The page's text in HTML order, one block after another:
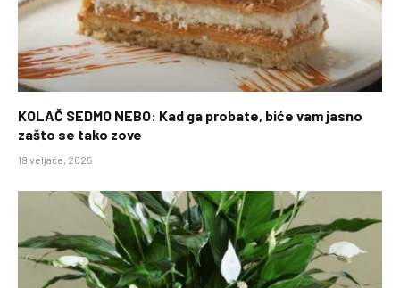
KOLAČ SEDMO NEBO: Kad ga probate, biće vam jasno
zašto se tako zove
19 veljače, 2025